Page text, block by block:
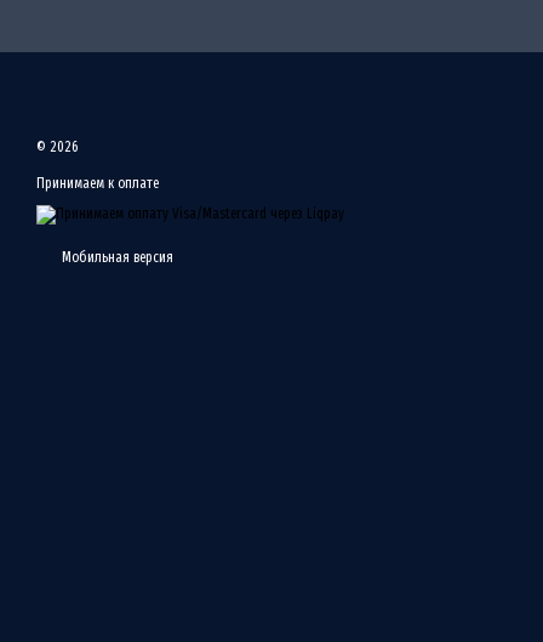
© 2026
Принимаем к оплате
Мобильная версия